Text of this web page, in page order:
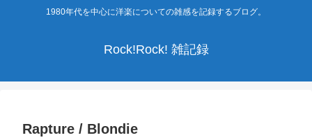
1980年代を中心に洋楽についての雑感を記録するブログ。
Rock!Rock! 雑記録
Rapture / Blondie